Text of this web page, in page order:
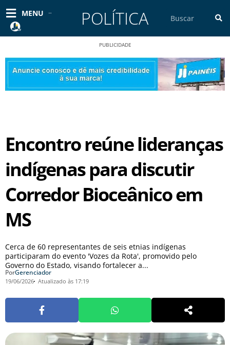
para
conteúdo
MENU POLÍTICA
PUBLICIDADE
Encontro reúne lideranças
indígenas para discutir
Corredor Bioceânico em
MS
Cerca de 60 representantes de seis etnias indígenas
participaram do evento 'Vozes da Rota', promovido pelo
Governo do Estado, visando fortalecer a...
PorGerenciador
19/06/2026 Atualizado às 17:19